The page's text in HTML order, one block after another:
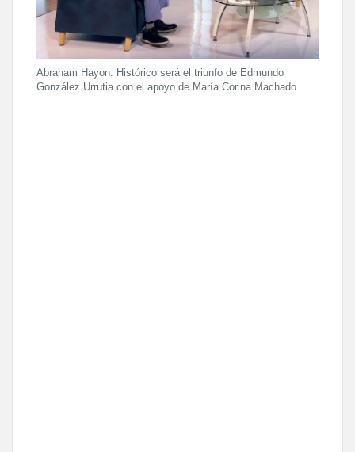
Abraham Hayon: Histórico será el triunfo de Edmundo
González Urrutia con el apoyo de María Corina Machado